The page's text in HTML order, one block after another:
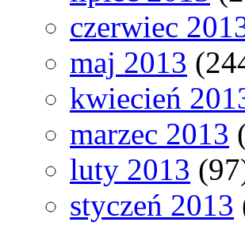
czerwiec
maj 2013
kwiecień
marzec 2013
luty 2013
styczeń 2013